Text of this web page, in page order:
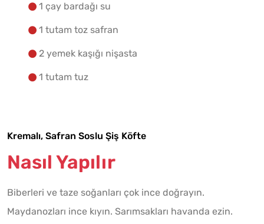
1 çay bardağı su
1 tutam toz safran
2 yemek kaşığı nişasta
1 tutam tuz
Kremalı, Safran Soslu Şiş Köfte
Nasıl Yapılır
Biberleri ve taze soğanları çok ince doğrayın.
Maydanozları ince kıyın. Sarımsakları havanda ezin.